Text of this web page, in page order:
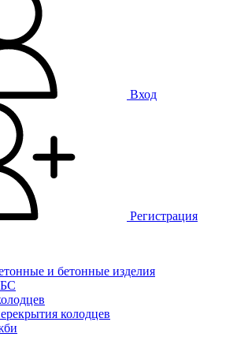
Вход
Регистрация
и бетонные изделия
колодцев